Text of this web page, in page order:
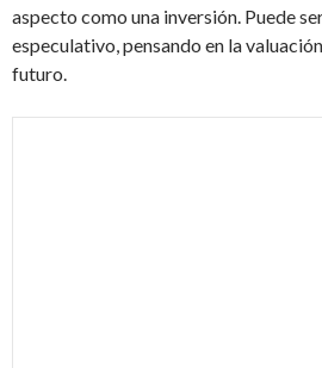
aspecto como una inversión. Puede
especulativo, pensando en la
futuro.